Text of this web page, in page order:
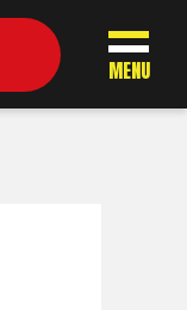
MENU